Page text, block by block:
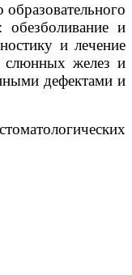
и
и лечение
слюнных желез и
дефектами и